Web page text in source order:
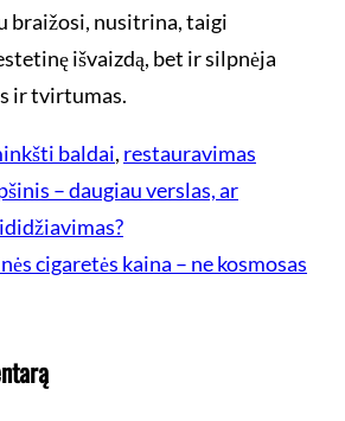
braižosi, nusitrina, taigi
išvaizdą, bet ir silpnėja
ir tvirtumas.
baldai, restauravimas
– daugiau verslas, ar
cigaretės kaina – ne kosmosas